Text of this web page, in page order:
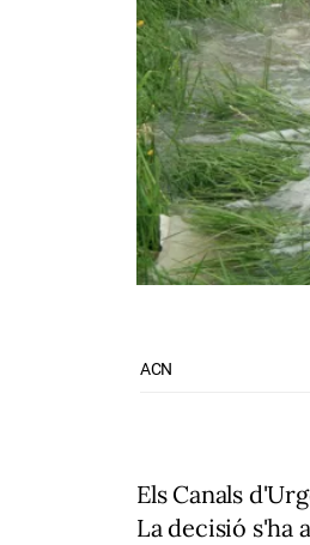
ACN
Els Canals
La decisió s'ha